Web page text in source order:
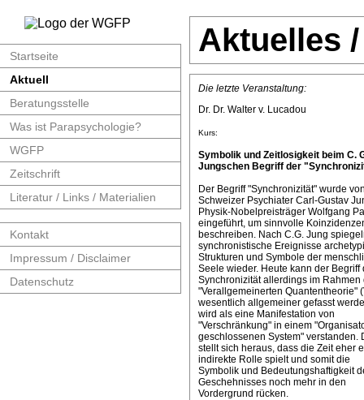
Startseite
Aktuell
Beratungsstelle
Was ist Parapsychologie?
WGFP
Zeitschrift
Literatur / Links / Materialien
Kontakt
Impressum / Disclaimer
Datenschutz
Aktuelles
Die letzte Veranstaltung:
Dr. Dr. Walter v. Lucadou
Kurs:
Symbolik und Zeitlosigkeit beim C.
Jungschen Begriff der
Der Begriff "Synchronizität" wurde
Schweizer Psychiater Carl-Gustav
Physik-Nobelpreisträger Wolfgang
eingeführt, um sinnvolle
beschreiben. Nach C.G. Jung
synchronistische Ereignisse
Strukturen und Symbole der
Seele wieder. Heute kann der Begriff
Synchronizität allerdings im Rahmen
"Verallgemeinerten Quantentheorie"
wesentlich allgemeiner gefasst
wird als eine Manifestation von
"Verschränkung" in einem
geschlossenen System" verstanden.
stellt sich heraus, dass die Zeit eher
indirekte Rolle spielt und somit die
Symbolik und Bedeutungshaftigkeit
Geschehnisses noch mehr in den
Vordergrund rücken.